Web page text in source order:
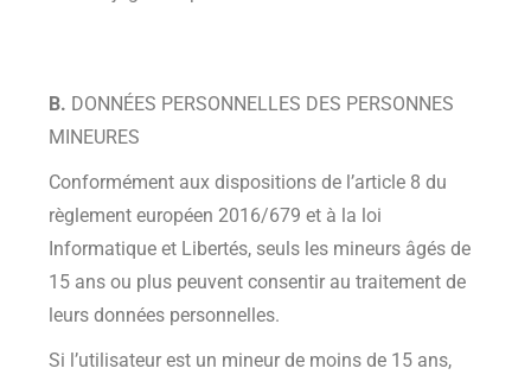
B. DONNÉES PERSONNELLES DES PERSONNES
MINEURES
Conformément aux dispositions de l’article 8 du
règlement européen 2016/679 et à la loi
Informatique et Libertés, seuls les mineurs âgés de
15 ans ou plus peuvent consentir au traitement de
leurs données personnelles.
Si l’utilisateur est un mineur de moins de 15 ans,